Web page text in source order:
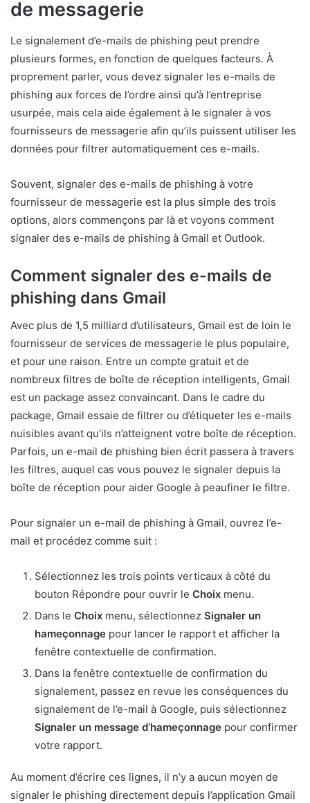
de messagerie
Le signalement d’e-mails de phishing peut prendre
plusieurs formes, en fonction de quelques facteurs. À
proprement parler, vous devez signaler les e-mails de
phishing aux forces de l’ordre ainsi qu’à l’entreprise
usurpée, mais cela aide également à le signaler à vos
fournisseurs de messagerie afin qu’ils puissent utiliser les
données pour filtrer automatiquement ces e-mails.
Souvent, signaler des e-mails de phishing à votre
fournisseur de messagerie est la plus simple des trois
options, alors commençons par là et voyons comment
signaler des e-mails de phishing à Gmail et Outlook.
Comment signaler des e-mails de
phishing dans Gmail
Avec plus de 1,5 milliard d’utilisateurs, Gmail est de loin le
fournisseur de services de messagerie le plus populaire,
et pour une raison. Entre un compte gratuit et de
nombreux filtres de boîte de réception intelligents, Gmail
est un package assez convaincant. Dans le cadre du
package, Gmail essaie de filtrer ou d’étiqueter les e-mails
nuisibles avant qu’ils n’atteignent votre boîte de réception.
Parfois, un e-mail de phishing bien écrit passera à travers
les filtres, auquel cas vous pouvez le signaler depuis la
boîte de réception pour aider Google à peaufiner le filtre.
Pour signaler un e-mail de phishing à Gmail, ouvrez l’e-
mail et procédez comme suit :
Sélectionnez les trois points verticaux à côté du
bouton Répondre pour ouvrir le Choix menu.
Dans le Choix menu, sélectionnez Signaler un
hameçonnage pour lancer le rapport et afficher la
fenêtre contextuelle de confirmation.
Dans la fenêtre contextuelle de confirmation du
signalement, passez en revue les conséquences du
signalement de l’e-mail à Google, puis sélectionnez
Signaler un message d’hameçonnage pour confirmer
votre rapport.
Au moment d’écrire ces lignes, il n’y a aucun moyen de
signaler le phishing directement depuis l’application Gmail